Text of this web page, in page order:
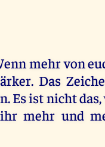
mehr von
Das
Es ist nicht das,
mehr und